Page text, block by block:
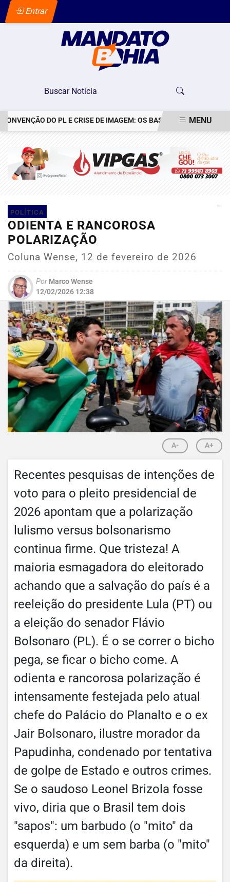
Entrar
DO PL E CRISE DE IMAGEM: OS BASTIDORES DO PEDIDO
MENU
POLÍTICA
ODIENTA E RANCOROSA
POLARIZAÇÃO
Coluna Wense, 12 de fevereiro de 2026
Por Marco Wense
12/02/2026 12:38
A- A+
Recentes pesquisas de intenções de
voto para o pleito presidencial de
2026 apontam que a polarização
lulismo versus bolsonarismo
continua firme. Que tristeza! A
maioria esmagadora do eleitorado
achando que a salvação do país é a
reeleição do presidente Lula (PT) ou
a eleição do senador Flávio
Bolsonaro (PL). É o se correr o bicho
pega, se ficar o bicho come. A
odienta e rancorosa polarização é
intensamente festejada pelo atual
chefe do Palácio do Planalto e o ex
Jair Bolsonaro, ilustre morador da
Papudinha, condenado por tentativa
de golpe de Estado e outros crimes.
Se o saudoso Leonel Brizola fosse
vivo, diria que o Brasil tem dois
"sapos": um barbudo (o "mito" da
esquerda) e um sem barba (o "mito"
da direita).